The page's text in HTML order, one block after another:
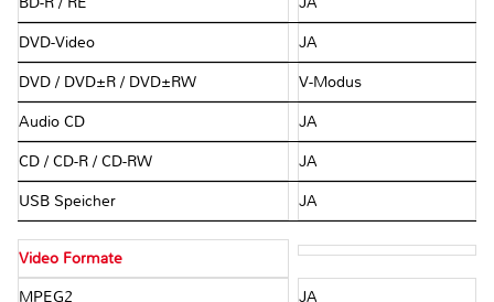
DVD-Video JA
DVD / DVD±R / DVD±RW V-Modus
Audio CD JA
CD / CD-R / CD-RW JA
USB Speicher JA
Video Formate
MPEG2 JA